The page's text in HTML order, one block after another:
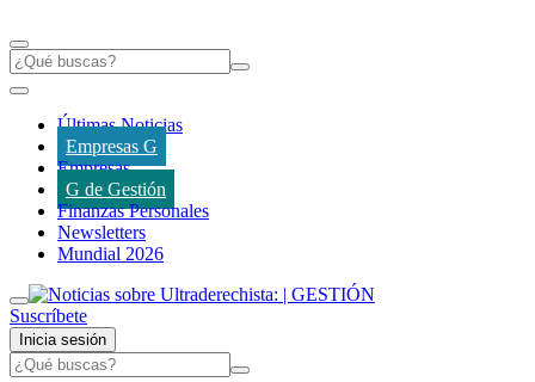
Últimas Noticias
Empresas G
Empresas
G de Gestión
Finanzas Personales
Newsletters
Mundial 2026
Suscríbete
Inicia sesión